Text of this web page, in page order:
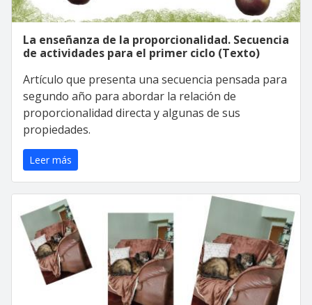
La enseñanza de la proporcionalidad. Secuencia
de actividades para el primer ciclo (Texto)
Artículo que presenta una secuencia pensada para
segundo año para abordar la relación de
proporcionalidad directa y algunas de sus
propiedades.
Leer más